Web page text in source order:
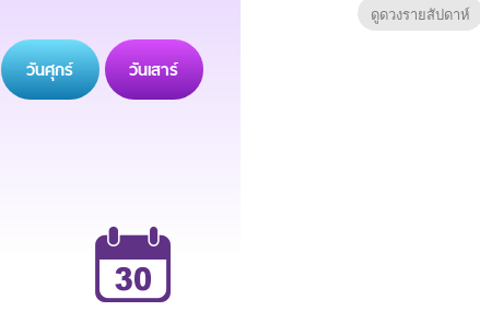
วันศุกร์ วันเสาร์
ดูดวงรายสัปดาห์